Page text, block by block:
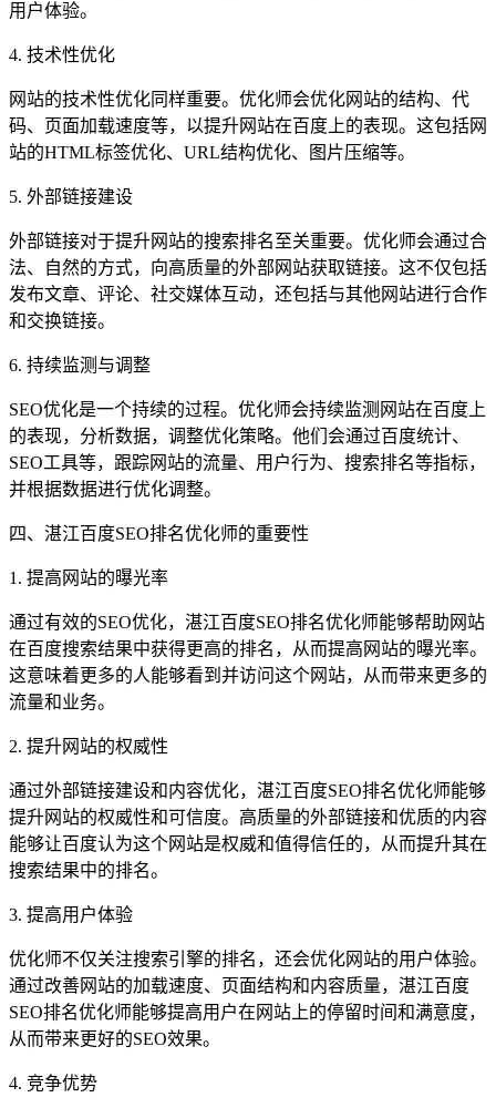
用户体验。
4. 技术性优化
网站的技术性优化同样重要。优化师会优化网站的结构、代
码、页面加载速度等，以提升网站在百度上的表现。这包括网
站的HTML标签优化、URL结构优化、图片压缩等。
5. 外部链接建设
外部链接对于提升网站的搜索排名至关重要。优化师会通过合
法、自然的方式，向高质量的外部网站获取链接。这不仅包括
发布文章、评论、社交媒体互动，还包括与其他网站进行合作
和交换链接。
6. 持续监测与调整
SEO优化是一个持续的过程。优化师会持续监测网站在百度上
的表现，分析数据，调整优化策略。他们会通过百度统计、
SEO工具等，跟踪网站的流量、用户行为、搜索排名等指标，
并根据数据进行优化调整。
四、湛江百度SEO排名优化师的重要性
1. 提高网站的曝光率
通过有效的SEO优化，湛江百度SEO排名优化师能够帮助网站
在百度搜索结果中获得更高的排名，从而提高网站的曝光率。
这意味着更多的人能够看到并访问这个网站，从而带来更多的
流量和业务。
2. 提升网站的权威性
通过外部链接建设和内容优化，湛江百度SEO排名优化师能够
提升网站的权威性和可信度。高质量的外部链接和优质的内容
能够让百度认为这个网站是权威和值得信任的，从而提升其在
搜索结果中的排名。
3. 提高用户体验
优化师不仅关注搜索引擎的排名，还会优化网站的用户体验。
通过改善网站的加载速度、页面结构和内容质量，湛江百度
SEO排名优化师能够提高用户在网站上的停留时间和满意度，
从而带来更好的SEO效果。
4. 竞争优势